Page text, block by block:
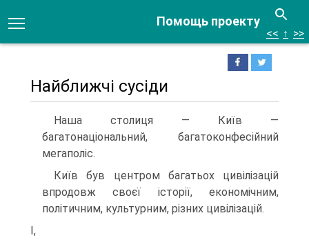
Помощь проекту
<< ↑ >>
Найближчі сусіди
Наша столиця — Київ —
багатонаціональний, бага­токонфесійний
мегаполіс.
Київ був центром багатьох цивілізацій
впродовж сво­єї історії, економічним,
політичним, культурним, різних цивілізацій.
І,